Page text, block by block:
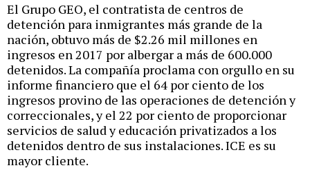
El Grupo GEO, el contratista de centros de
detención para inmigrantes más grande de la
nación, obtuvo más de $2.26 mil millones en
ingresos en 2017 por albergar a más de 600.000
detenidos. La compañía proclama con orgullo en su
informe financiero que el 64 por ciento de los
ingresos provino de las operaciones de detención y
correccionales, y el 22 por ciento de proporcionar
servicios de salud y educación privatizados a los
detenidos dentro de sus instalaciones. ICE es su
mayor cliente.